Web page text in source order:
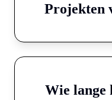
Projekten
Wie lange